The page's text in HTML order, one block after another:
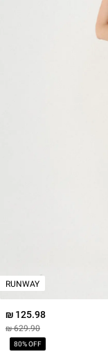
RUNWAY
125.98 ₪
629.90 ₪
80% OFF